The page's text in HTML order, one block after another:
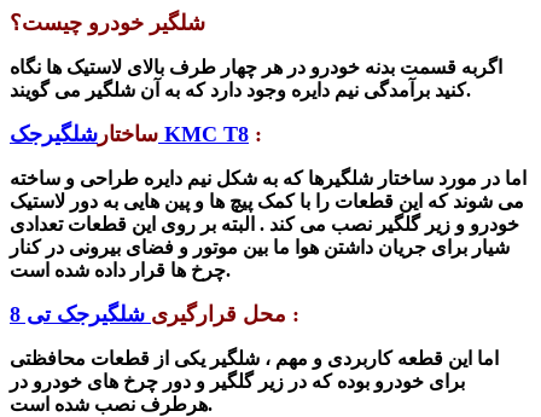
شلگیر خودرو چیست؟
اگربه قسمت بدنه خودرو در هر چهار طرف بالای لاستیک ها نگاه
کنید برآمدگی نیم دایره وجود دارد که به آن شلگیر می گویند.
ساختار شلگیرجک KMC T8 :
اما در مورد ساختار شلگیرها که به شکل نیم دایره طراحی و ساخته
می شوند که این قطعات را با کمک پیچ ها و پین هایی به دور لاستیک
خودرو و زیر گلگیر نصب می کند . البته بر روی این قطعات تعدادی
شیار برای جریان داشتن هوا ما بین موتور و فضای بیرونی در کنار
چرخ ها قرار داده شده است.
محل قرارگیری شلگیرجک تی 8 :
اما این قطعه کاربردی و مهم ، شلگیر یکی از قطعات محافظتی
برای خودرو بوده که در زیر گلگیر و دور چرخ های خودرو در
هرطرف نصب شده است.